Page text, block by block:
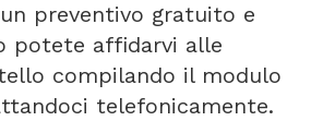
preventivo gratuito e
potete affidarvi alle
compilando il modulo
telefonicamente.